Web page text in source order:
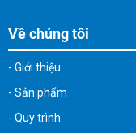
Về chúng tôi
- Giới thiệu
- Sản phẩm
- Quy trình